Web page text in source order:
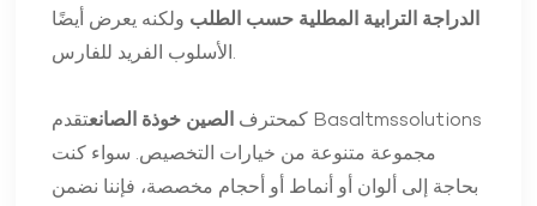
الدراجة الترابية المطلية حسب الطلب ولكنه يعرض أيضًا
الأسلوب الفريد للفارس.
كمحترف الصين خوذة الصانعتقدم Basaltmssolutions
مجموعة متنوعة من خيارات التخصيص. سواء كنت
بحاجة إلى ألوان أو أنماط أو أحجام مخصصة، فإننا نضمن